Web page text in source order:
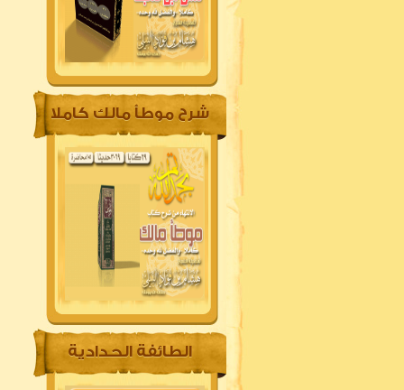
شرح موطأ مالك كاملا
الطائفة الحدادية